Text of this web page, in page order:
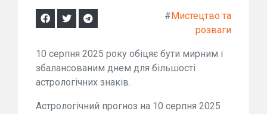
#Мистецтво та
розваги
10 серпня 2025 року обіцяє бути мирним і
збалансованим днем для більшості
астрологічних знаків.
Астрологічний прогноз на 10 серпня 2025